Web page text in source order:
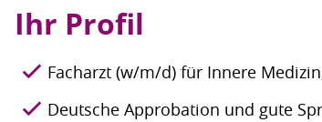
Ihr Profil
Facharzt (w/m/d) für Innere
Deutsche Approbation und gute